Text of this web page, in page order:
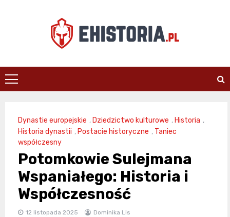
ehistoria.pl
Dynastie europejskie , Dziedzictwo kulturowe , Historia ,
Historia dynastii , Postacie historyczne , Taniec
współczesny
Potomkowie Sulejmana
Wspaniałego: Historia i
Współczesność
12 listopada 2025 Dominika Lis